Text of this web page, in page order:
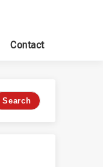
Contact